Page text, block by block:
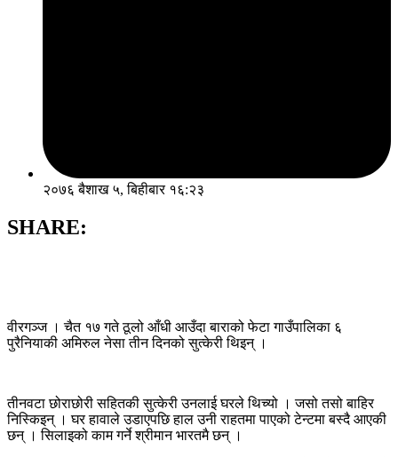
२०७६ बैशाख ५, बिहीबार १६:२३
SHARE:
वीरगञ्ज । चैत १७ गते ठूलो आँधी आउँदा बाराको फेटा गाउँपालिका ६
पुरैनियाकी अमिरुल नेसा तीन दिनको सुत्केरी थिइन् ।
तीनवटा छोराछोरी सहितकी सुत्केरी उनलाई घरले थिच्यो । जसो तसो बाहिर
निस्किइन् । घर हावाले उडाएपछि हाल उनी राहतमा पाएको टेन्टमा बस्दै आएकी
छन् । सिलाइको काम गर्ने श्रीमान भारतमै छन् ।